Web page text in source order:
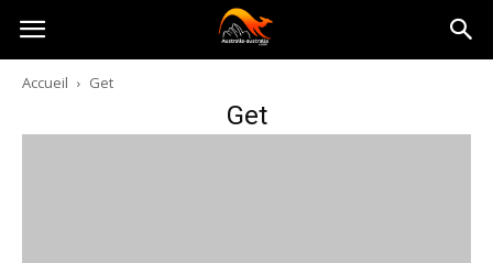
Australia-
australie.com
Accueil Get
Get